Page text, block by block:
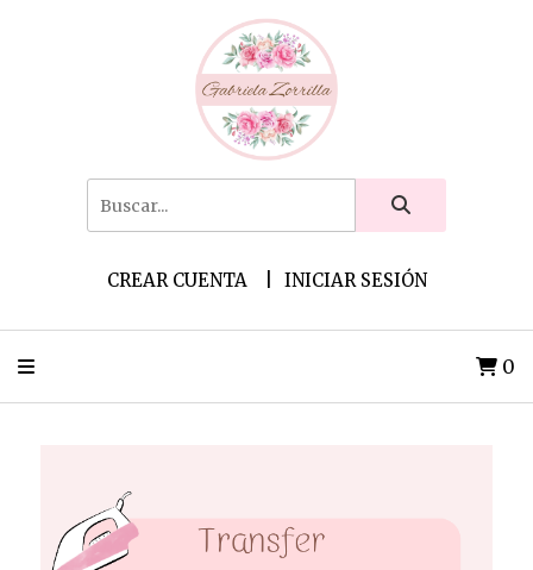
CREAR CUENTA INICIAR SESIÓN
0